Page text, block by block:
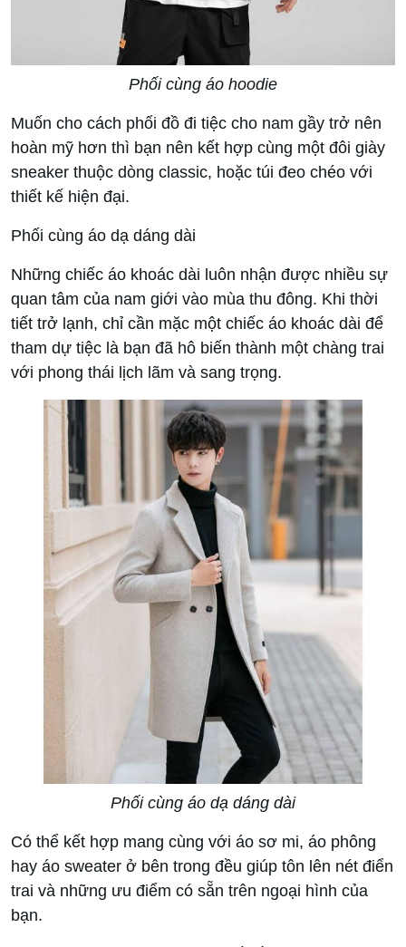
Phối cùng áo hoodie
Muốn cho cách phối đồ đi tiệc cho nam gầy trở nên
hoàn mỹ hơn thì bạn nên kết hợp cùng một đôi giày
sneaker thuộc dòng classic, hoặc túi đeo chéo với
thiết kế hiện đại.
Phối cùng áo dạ dáng dài
Những chiếc áo khoác dài luôn nhận được nhiều sự
quan tâm của nam giới vào mùa thu đông. Khi thời
tiết trở lạnh, chỉ cần mặc một chiếc áo khoác dài để
tham dự tiệc là bạn đã hô biến thành một chàng trai
với phong thái lịch lãm và sang trọng.
Phối cùng áo dạ dáng dài
Có thể kết hợp mang cùng với áo sơ mi, áo phông
hay áo sweater ở bên trong đều giúp tôn lên nét điển
trai và những ưu điểm có sẵn trên ngoại hình của
bạn.